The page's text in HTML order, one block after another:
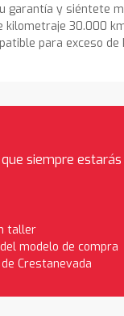
garantía y siéntete
kilometraje 30.000
para exceso
siempre
taller
modelo de compra
Crestanevada